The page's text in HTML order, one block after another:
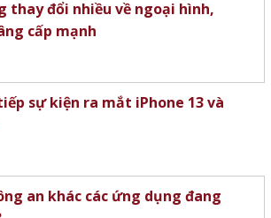
thay đổi nhiều về ngoại hình,
cấp mạnh
sự kiện ra mắt iPhone 13 và
an khác các ứng dụng đang